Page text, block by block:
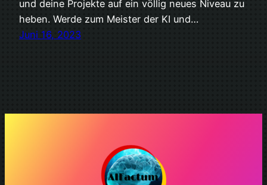
und deine Projekte auf ein völlig neues Niveau zu
heben. Werde zum Meister der KI und…
Juni 16, 2023